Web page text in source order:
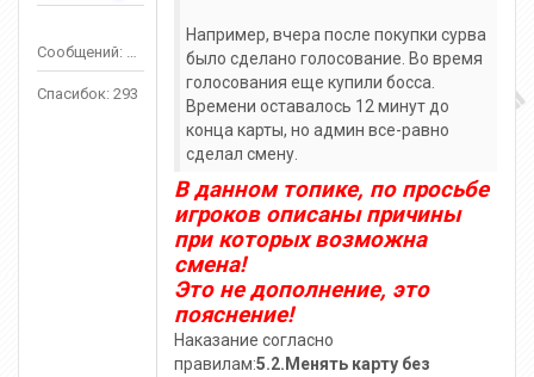
Сообщений: 768
Спасибок: 293
Например, вчера после покупки сурва
было сделано голосование. Во время
голосования еще купили босса.
Времени оставалось 12 минут до
конца карты, но админ все-равно
сделал смену.
В данном топике, по просьбе
игроков описаны причины
при которых возможна
смена!
Это не дополнение, это
пояснение!
Наказание согласно
правилам:5.2.Менять карту без